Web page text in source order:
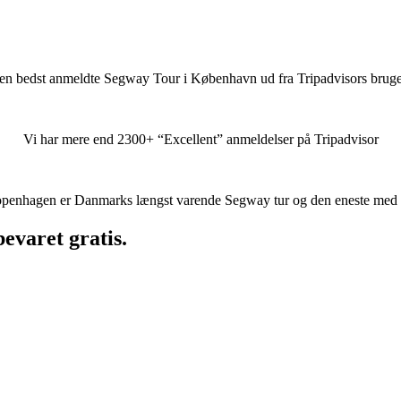
bedst anmeldte Segway Tour i København ud fra Tripadvisors
Vi har mere end 2300+ “Excellent” anmeldelser på Tripadvisor
er Danmarks længst varende Segway tur og den eneste
gratis.